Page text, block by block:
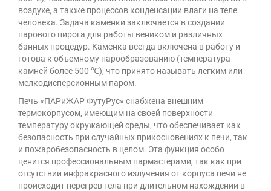
воздухе, а также процессов конденсации влаги на теле
человека. Задача каменки заключается в создании
парового пирога для работы веником и различных
банных процедур. Каменка всегда включена в работу и
готова к объемному парообразованию (температура
камней более 500 ℃), что принято называть легким или
мелкодисперсионным паром.
Печь «ПАРиЖАР ФутуРус» снабжена внешним
термокорпусом, имеющим на своей поверхности
температуру окружающей среды, что обеспечивает как
безопасность при случайных прикосновениях к печи, так
и пожаробезопасность в целом. Эта функция особо
ценится профессиональным пармастерами, так как при
отсутствии инфракрасного излучения от корпуса печи не
происходит перегрев тела при длительном нахождении в